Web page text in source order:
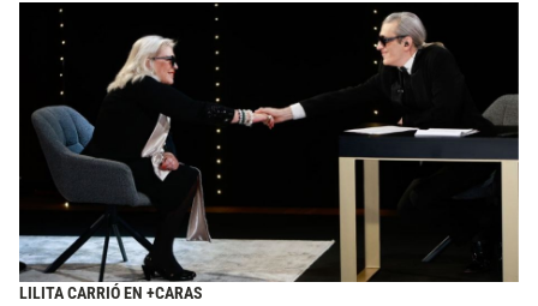
LILITA CARRIÓ EN +CARAS